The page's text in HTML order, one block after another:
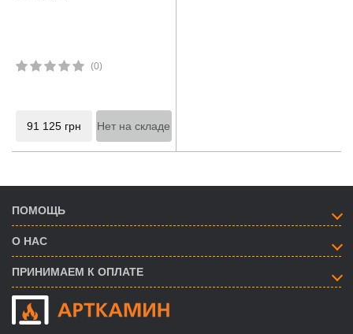
(0)
91 125 грн Нет на складе
ПОМОЩЬ
О НАС
ПРИНИМАЕМ К ОПЛАТЕ